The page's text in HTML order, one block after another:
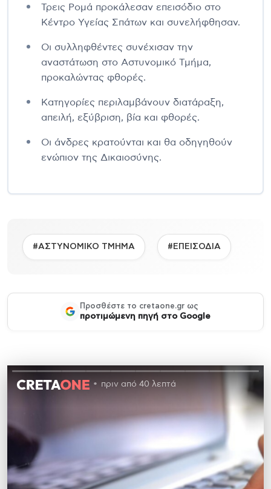
Τρεις Ρομά προκάλεσαν επεισόδιο στο
Κέντρο Υγείας Σπάτων και συνελήφθησαν.
Οι συλληφθέντες συνέχισαν την
αναστάτωση στο Αστυνομικό Τμήμα,
προκαλώντας φθορές.
Κατηγορίες περιλαμβάνουν διατάραξη,
απειλή, εξύβριση, βία και φθορές.
Οι άνδρες κρατούνται και θα οδηγηθούν
ενώπιον της Δικαιοσύνης.
#ΑΣΤΥΝΟΜΙΚΟ ΤΜΗΜΑ #ΕΠΕΙΣΟΔΙΑ
Προσθέστε το cretaone.gr ως
προτιμώμενη πηγή στο Google
πριν από 40 λεπτά